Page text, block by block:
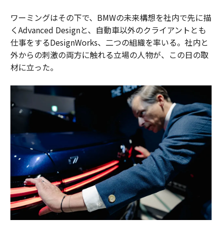
ワーミングはその下で、BMWの未来構想を社内で先に描
くAdvanced Designと、自動車以外のクライアントとも
仕事をするDesignWorks、二つの組織を率いる。社内と
外からの刺激の両方に触れる立場の人物が、この日の取
材に立った。